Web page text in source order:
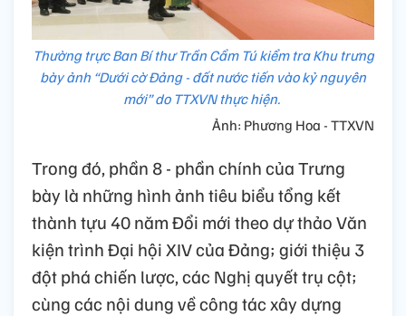
Thường trực Ban Bí thư Trần Cẩm Tú kiểm tra Khu trưng
bày ảnh “Dưới cờ Đảng - đất nước tiến vào kỷ nguyên
mới” do TTXVN thực hiện.
Ảnh: Phương Hoa - TTXVN
Trong đó, phần 8 - phần chính của Trưng
bày là những hình ảnh tiêu biểu tổng kết
thành tựu 40 năm Đổi mới theo dự thảo Văn
kiện trình Đại hội XIV của Đảng; giới thiệu 3
đột phá chiến lược, các Nghị quyết trụ cột;
cùng các nội dung về công tác xây dựng